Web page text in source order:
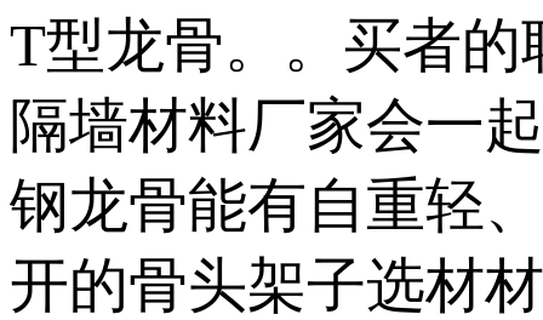
T型龙骨。。买者
隔墙材料厂家会一
钢龙骨能有自重轻
开的骨头架子选材